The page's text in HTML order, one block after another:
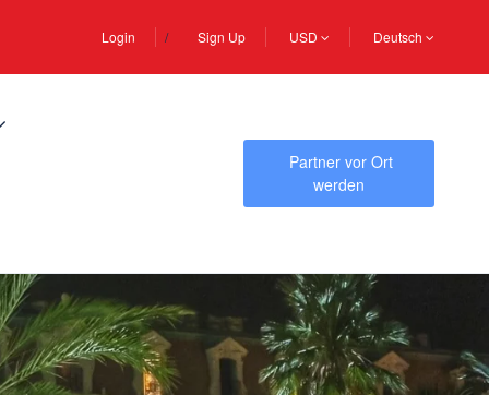
Login Sign Up USD Deutsch
Partner vor Ort
werden